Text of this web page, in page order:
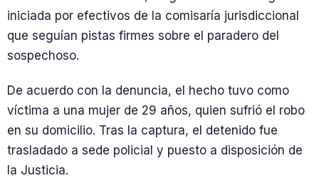
iniciada por efectivos de la comisaría jurisdiccional
que seguían pistas firmes sobre el paradero del
sospechoso.
De acuerdo con la denuncia, el hecho tuvo como
víctima a una mujer de 29 años, quien sufrió el robo
en su domicilio. Tras la captura, el detenido fue
trasladado a sede policial y puesto a disposición de
la Justicia.